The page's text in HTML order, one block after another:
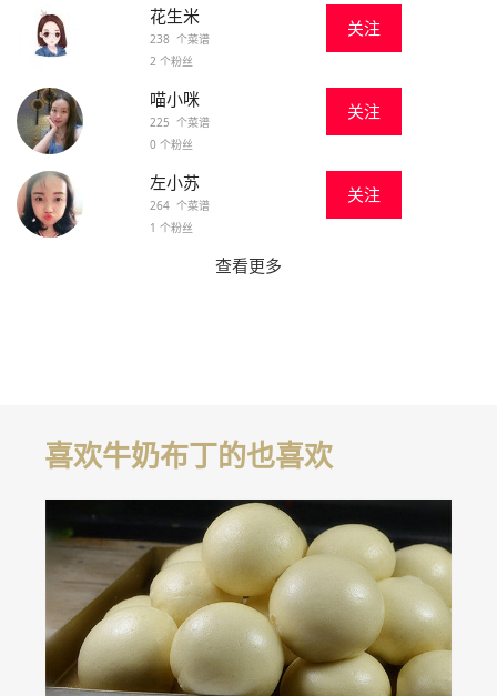
花生米
238 个菜谱
2 个粉丝
关注
喵小咪
225 个菜谱
0 个粉丝
关注
左小苏
264 个菜谱
1 个粉丝
关注
查看更多
喜欢牛奶布丁的也喜欢